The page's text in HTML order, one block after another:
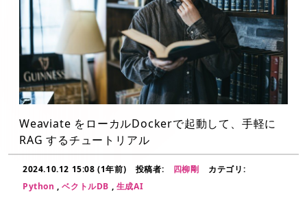
Weaviate をローカルDockerで起動して、手軽に
RAG するチュートリアル
2024.10.12 15:08 (1年前) 投稿者: 四柳剛
カテゴリ:
Python,ベクトルDB , 生成AI